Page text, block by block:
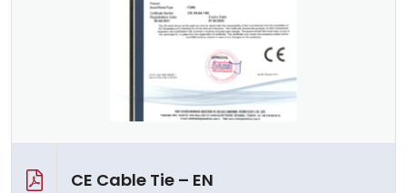
CE Cable Tie – EN